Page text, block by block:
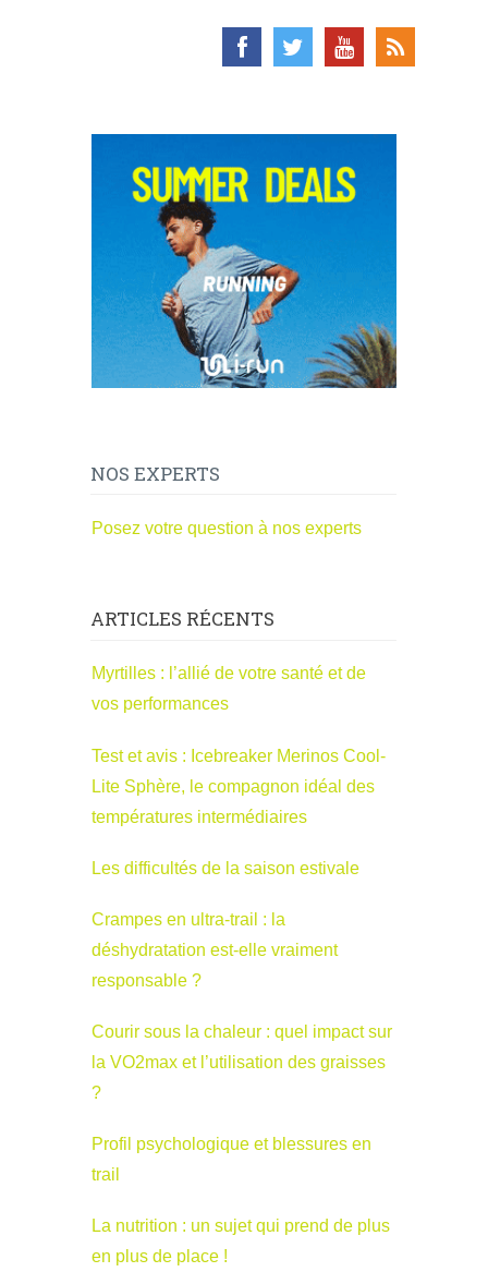
NOS EXPERTS
Posez votre question à nos experts
ARTICLES RÉCENTS
Myrtilles : l’allié de votre santé et de
vos performances
Test et avis : Icebreaker Merinos Cool-
Lite Sphère, le compagnon idéal des
températures intermédiaires
Les difficultés de la saison estivale
Crampes en ultra-trail : la
déshydratation est-elle vraiment
responsable ?
Courir sous la chaleur : quel impact sur
la VO2max et l’utilisation des graisses
?
Profil psychologique et blessures en
trail
La nutrition : un sujet qui prend de plus
en plus de place !